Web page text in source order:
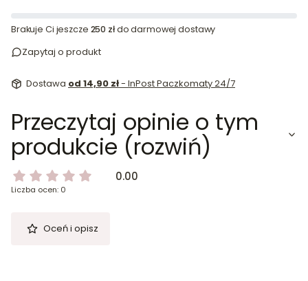
Brakuje Ci jeszcze 250 złdo darmowej dostawy
Zapytaj o produkt
Dostawa od 14,90 zł- InPost Paczkomaty 24/7
Przeczytaj opinie o tym
produkcie (rozwiń)
0.00
Liczba ocen: 0
Oceń i opisz